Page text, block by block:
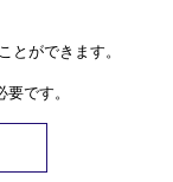
とができます。
要です。